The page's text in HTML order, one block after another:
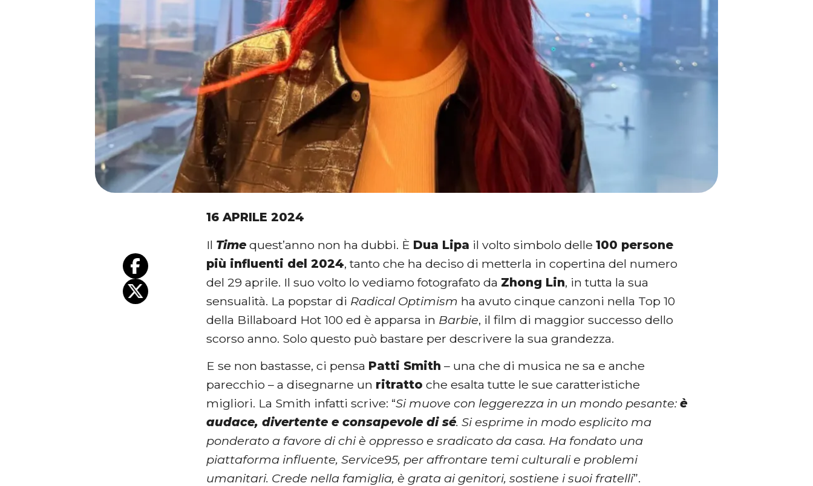
16 APRILE 2024
Il Time quest’anno non ha dubbi. È Dua Lipa il volto simbolo delle100 persone
più influenti del 2024, tanto che ha deciso di metterla in copertina del numero
del 29 aprile. Il suo volto lo vediamo fotografato da Zhong Lin, in tutta la sua
sensualità. La popstar di Radical Optimism ha avuto cinque canzoni nella Top 10
della Billaboard Hot 100 ed è apparsa in Barbie, il film di maggior successo dello
scorso anno. Solo questo può bastare per descrivere la sua grandezza.
E se non bastasse, ci pensa Patti Smith – una che di musica ne sa e anche
parecchio – a disegnarne un ritratto che esalta tutte le sue caratteristiche
migliori. La Smith infatti scrive: “Si muove con leggerezza in un mondo pesante:è
audace, divertente e consapevole di sé. Si esprime in modo esplicito ma
ponderato a favore di chi è oppresso e sradicato da casa. Ha fondato una
piattaforma influente, Service95, per affrontare temi culturali e problemi
umanitari. Crede nella famiglia, è grata ai genitori, sostiene i suoi fratelli”.